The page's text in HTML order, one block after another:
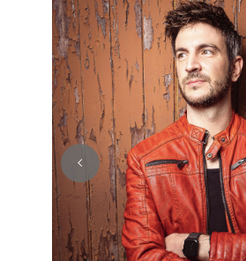
Stefan
Gesang / Vocal